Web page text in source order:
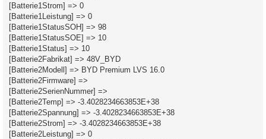
[Batterie1Strom] => 0
[Batterie1Leistung] => 0
[Batterie1StatusSOH] => 98
[Batterie1StatusSOE] => 10
[Batterie1Status] => 10
[Batterie2Fabrikat] => 48V_BYD
[Batterie2Modell] => BYD Premium LVS 16.0
[Batterie2Firmware] =>
[Batterie2SerienNummer] =>
[Batterie2Temp] => -3.4028234663853E+38
[Batterie2Spannung] => -3.4028234663853E+38
[Batterie2Strom] => -3.4028234663853E+38
[Batterie2Leistung] => 0